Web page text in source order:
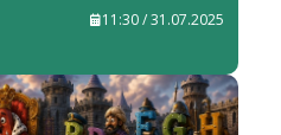
11:30 / 31.07.2025